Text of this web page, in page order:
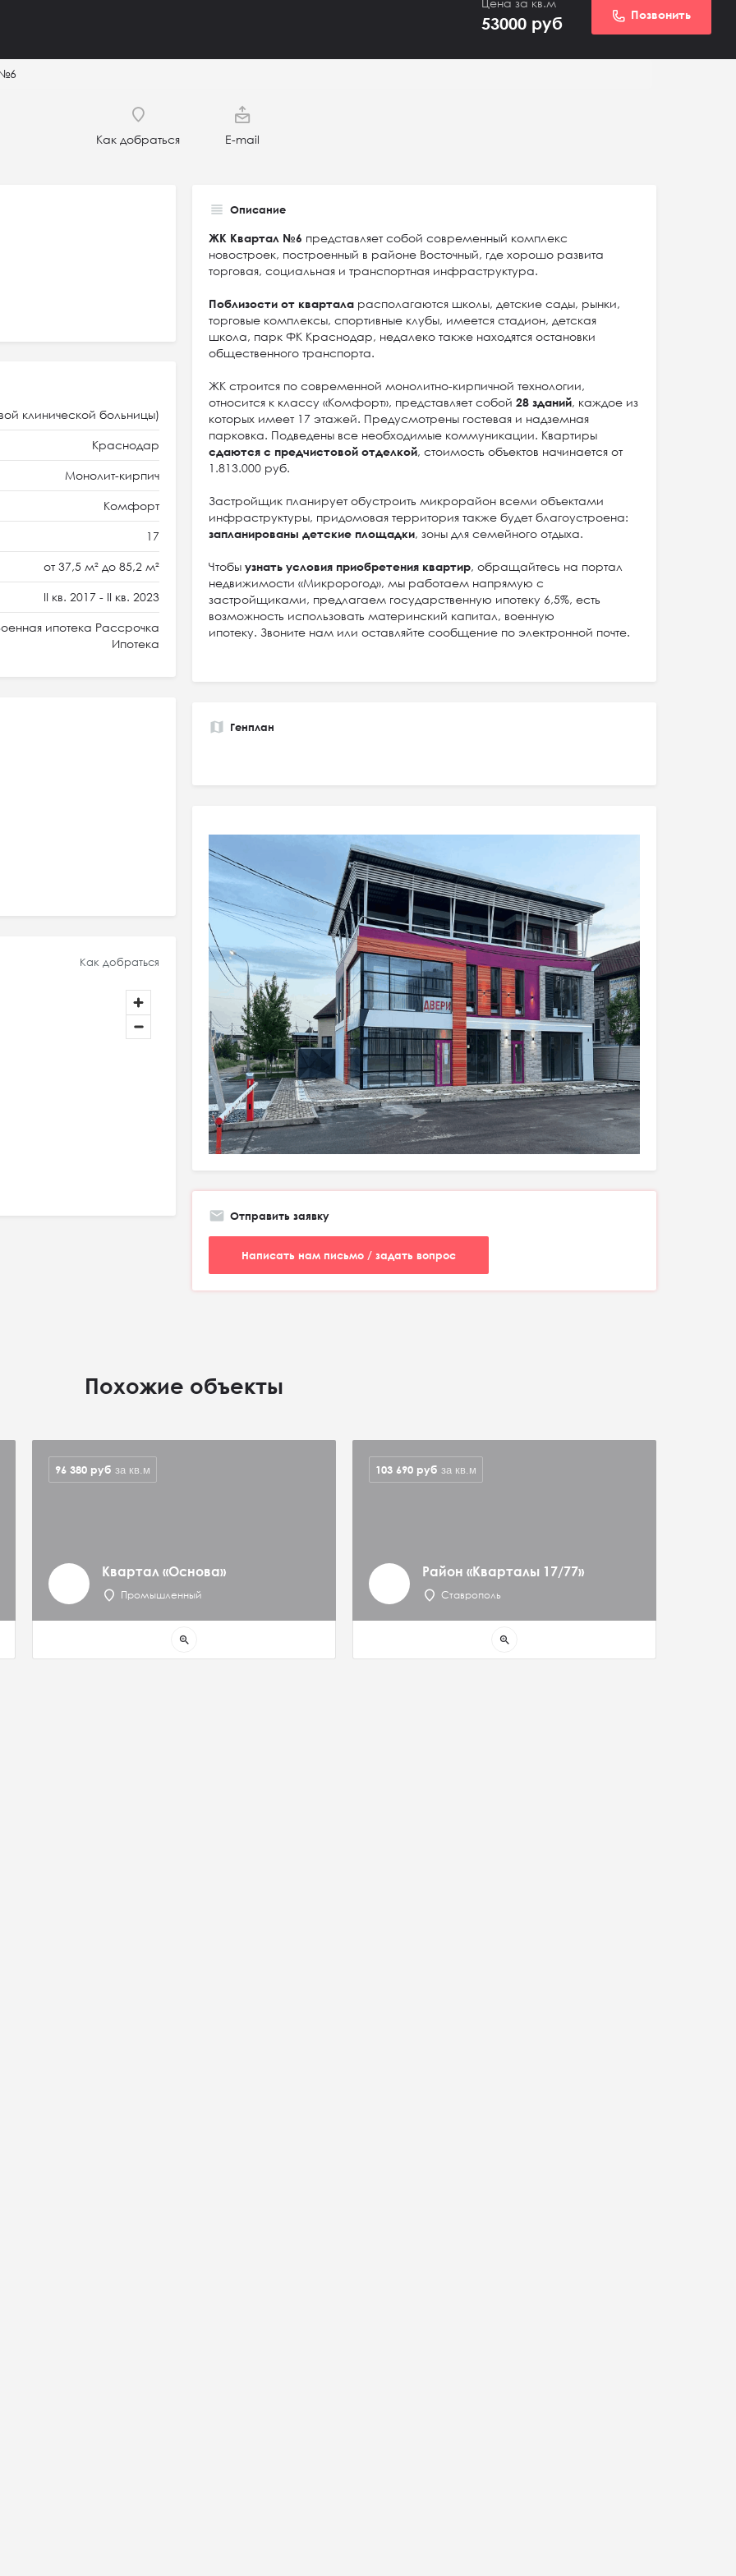
Цена за кв.м
53000 руб Позвонить
Как добраться E-mail
Описание
ЖК Квартал №6 представляет собой современный комплекс
новостроек, построенный в районе Восточный, где хорошо развита
торговая, социальная и транспортная инфраструктура.
Поблизости от квартала располагаются школы, детские сады, рынки,
торговые комплексы, спортивные клубы, имеется стадион, детская
школа, парк ФК Краснодар, недалеко также находятся остановки
общественного транспорта.
ЖК строится по современной монолитно-кирпичной технологии,
относится к классу «Комфорт», представляет собой 28 зданий, каждое из
которых имеет 17 этажей. Предусмотрены гостевая и надземная
парковка. Подведены все необходимые коммуникации. Квартиры
сдаются с предчистовой отделкой, стоимость объектов начинается от
1.813.000 руб.
Застройщик планирует обустроить микрорайон всеми объектами
инфраструктуры, придомовая территория также будет благоустроена:
запланированы детские площадки, зоны для семейного отдыха.
Чтобы узнать условия приобретения квартир, обращайтесь на портал
недвижимости «Микророгод», мы работаем напрямую с
застройщиками, предлагаем государственную ипотеку 6,5%, есть
возможность использовать материнский капитал, военную
ипотеку. Звоните нам или оставляйте сообщение по электронной почте.
клинической больницы)
Краснодар
Монолит-кирпич
Комфорт
17
от 37,5 м² до 85,2 м²
II кв. 2017 - II кв. 2023
ипотека Рассрочка
Ипотека
Генплан
Как добраться
Отправить заявку
Написать нам письмо / задать вопрос
Похожие объекты
Квартал «Основа»
Промышленный
96 380 руб за кв.м
zoom_in
Район «Кварталы 17/77»
Ставрополь
103 690 руб за кв.м
zoom_in